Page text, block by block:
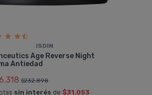
ISDIN
Age Reverse Night
Antiedad
$232.898
sin interés de $31.053